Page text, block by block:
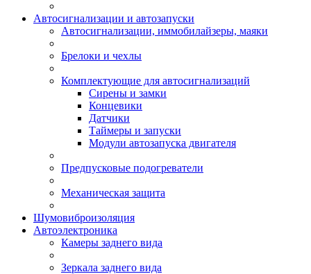
Автосигнализации и автозапуски
Автосигнализации, иммобилайзеры, маяки
Брелоки и чехлы
Комплектующие для автосигнализаций
Сирены и замки
Концевики
Датчики
Таймеры и запуски
Модули автозапуска двигателя
Предпусковые подогреватели
Механическая защита
Шумовиброизоляция
Автоэлектроника
Камеры заднего вида
Зеркала заднего вида